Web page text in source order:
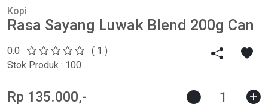
Kopi
Rasa Sayang Luwak Blend 200g Can
0.0
( 1 )
Stok Produk : 100
Rp 135.000,-